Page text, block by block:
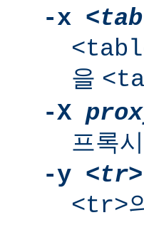
-x
을
-X
프록
-y
<tr>